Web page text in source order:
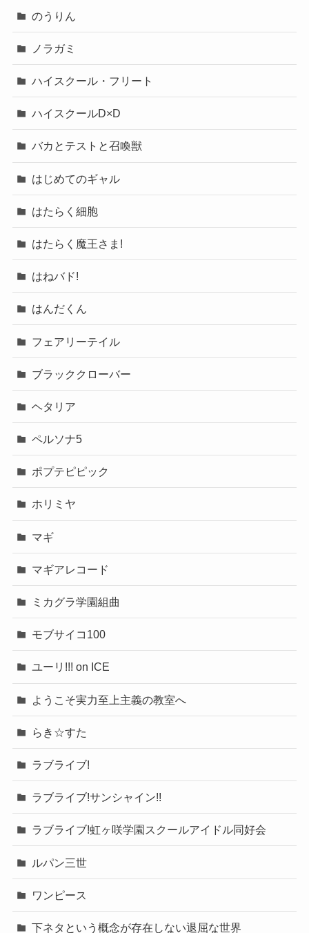
のうりん
ノラガミ
ハイスクール・フリート
ハイスクールD×D
バカとテストと召喚獣
はじめてのギャル
はたらく細胞
はたらく魔王さま!
はねバド!
はんだくん
フェアリーテイル
ブラッククローバー
ヘタリア
ペルソナ5
ポプテピピック
ホリミヤ
マギ
マギアレコード
ミカグラ学園組曲
モブサイコ100
ユーリ!!! on ICE
ようこそ実力至上主義の教室へ
らき☆すた
ラブライブ!
ラブライブ!サンシャイン!!
ラブライブ!虹ヶ咲学園スクールアイドル同好会
ルパン三世
ワンピース
下ネタという概念が存在しない退屈な世界